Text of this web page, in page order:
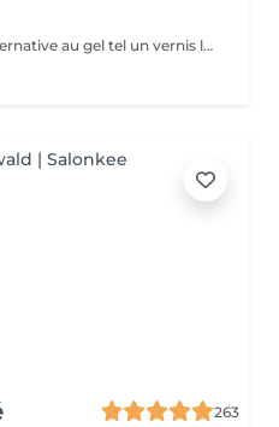
Le semi permanent est une alternative au gel tel un vernis longue durée pour une durée de deux semaines et demi à trois semaines de tenue (maximum ) Le retrait doit se faire uniquement au salon et nous le recommandons de manière ponctuelle. La manucure sèche est comprise dans cette prestation . Comme chaque cliente est unique, nous vous invitons à vous rapprocher d'une collaboratrice pour d'avantages d'informations
263